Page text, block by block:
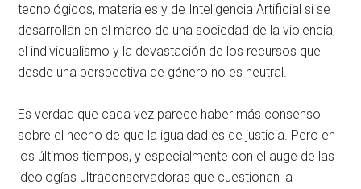
tecnológicos, materiales y de Inteligencia Artificial si se
desarrollan en el marco de una sociedad de la violencia,
el individualismo y la devastación de los recursos que
desde una perspectiva de género no es neutral.
Es verdad que cada vez parece haber más consenso
sobre el hecho de que la igualdad es de justicia. Pero en
los últimos tiempos, y especialmente con el auge de las
ideologías ultraconservadoras que cuestionan la